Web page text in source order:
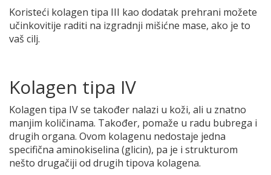
Koristeći kolagen tipa III kao dodatak prehrani možete
učinkovitije raditi na izgradnji mišićne mase, ako je to
vaš cilj.
Kolagen tipa IV
Kolagen tipa IV se također nalazi u koži, ali u znatno
manjim količinama. Također, pomaže u radu bubrega i
drugih organa. Ovom kolagenu nedostaje jedna
specifična aminokiselina (glicin), pa je i strukturom
nešto drugačiji od drugih tipova kolagena.